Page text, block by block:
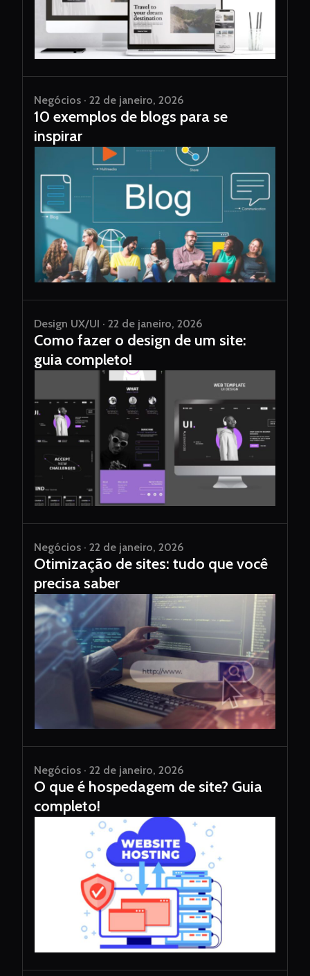
Negócios · 22 de janeiro, 2026
10 exemplos de blogs para se
inspirar
Design UX/UI · 22 de janeiro, 2026
Como fazer o design de um site:
guia completo!
Negócios · 22 de janeiro, 2026
Otimização de sites: tudo que você
precisa saber
Negócios · 22 de janeiro, 2026
O que é hospedagem de site? Guia
completo!